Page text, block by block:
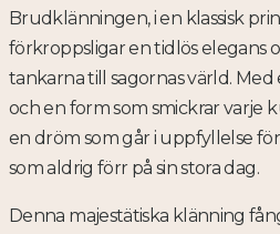
Brudklänningen, i en klassisk
förkroppsligar en tidlös elegans
tankarna till sagornas värld.
och en form som smickrar varje
en dröm som går i uppfyllelse
som aldrig förr på sin stora dag.
Denna majestätiska klänning